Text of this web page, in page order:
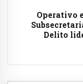
Operativo
Delito